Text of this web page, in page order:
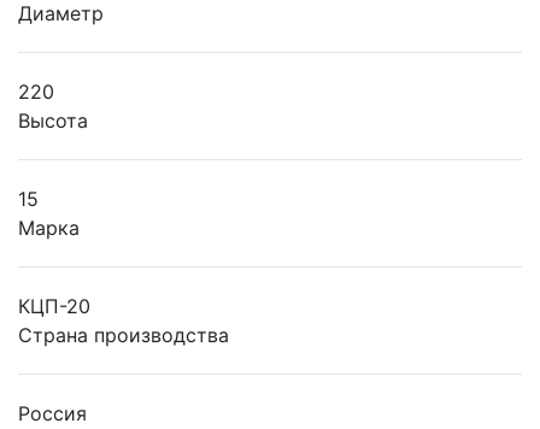
Диаметр
220
Высота
15
Марка
КЦП-20
Страна производства
Россия